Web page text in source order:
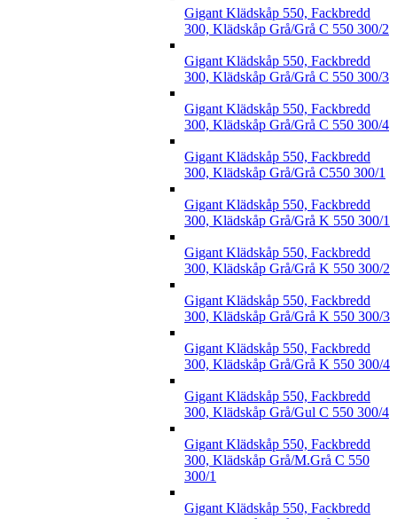
Gigant Klädskåp 550, Fackbredd
300, Klädskåp Grå/Grå C 550 300/2
Gigant Klädskåp 550, Fackbredd
300, Klädskåp Grå/Grå C 550 300/3
Gigant Klädskåp 550, Fackbredd
300, Klädskåp Grå/Grå C 550 300/4
Gigant Klädskåp 550, Fackbredd
300, Klädskåp Grå/Grå C550 300/1
Gigant Klädskåp 550, Fackbredd
300, Klädskåp Grå/Grå K 550 300/1
Gigant Klädskåp 550, Fackbredd
300, Klädskåp Grå/Grå K 550 300/2
Gigant Klädskåp 550, Fackbredd
300, Klädskåp Grå/Grå K 550 300/3
Gigant Klädskåp 550, Fackbredd
300, Klädskåp Grå/Grå K 550 300/4
Gigant Klädskåp 550, Fackbredd
300, Klädskåp Grå/Gul C 550 300/4
Gigant Klädskåp 550, Fackbredd
300, Klädskåp Grå/M.Grå C 550
300/1
Gigant Klädskåp 550, Fackbredd